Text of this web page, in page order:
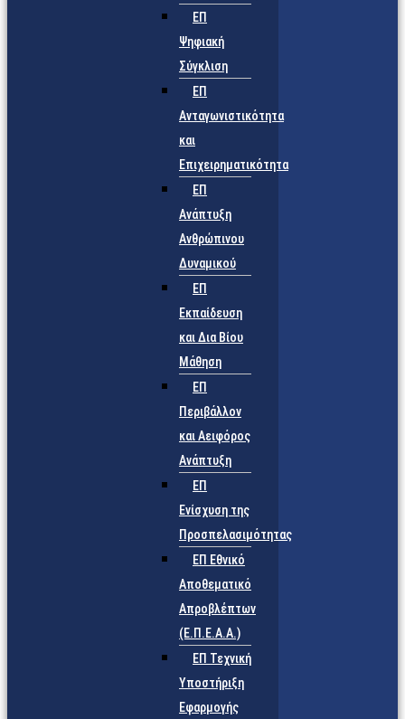
ΕΠ
Ψηφιακή
Σύγκλιση
ΕΠ
Ανταγωνιστικότητα
και
Επιχειρηματικότητα
ΕΠ
Ανάπτυξη
Ανθρώπινου
Δυναμικού
ΕΠ
Εκπαίδευση
και Δια Βίου
Μάθηση
ΕΠ
Περιβάλλον
και Αειφόρος
Ανάπτυξη
ΕΠ
Ενίσχυση της
Προσπελασιμότητας
ΕΠ Εθνικό
Αποθεματικό
Απροβλέπτων
(Ε.Π.Ε.Α.Α.)
ΕΠ Τεχνική
Υποστήριξη
Εφαρμογής